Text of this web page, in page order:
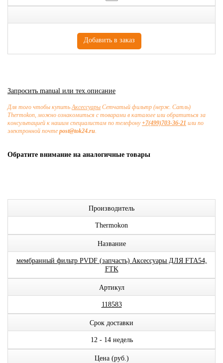
Запросить manual или тех.описание
Для того чтобы купитьАксессуары Сетчатый фильтр (нерж. Сатль)
Thermokon, можно ознакомиться с товарами в каталоге или обратиться за
консультацией к нашим специалистам по телефону+7(499)703-36-21 или по
электронной почте post@tok24.ru.
Обратите внимание на аналогичные товары
Производитель
Thermokon
Название
мембранный фильтр PVDF (запчасть) Аксессуары ДЛЯ FTA54,
FTK
Артикул
118583
Срок доставки
12 - 14 недель
Цена (руб.)